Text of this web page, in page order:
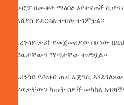
አውሮፓ በሙቀት ማዕበል እየተናጠች
ሴልሺየስ ይደርሳል ተብሎ ተገምቷል።
በፈረንሳይ ታሪክ የመጀመሪያው በሆነው
ሕይወታቸውን ማጣታቸው ተዘግቧል።
የፈረንሳይ የሕዝብ ጤና ኤጀንሲ
ሕይወታቸውን ካጡት ሰዎች መካከል